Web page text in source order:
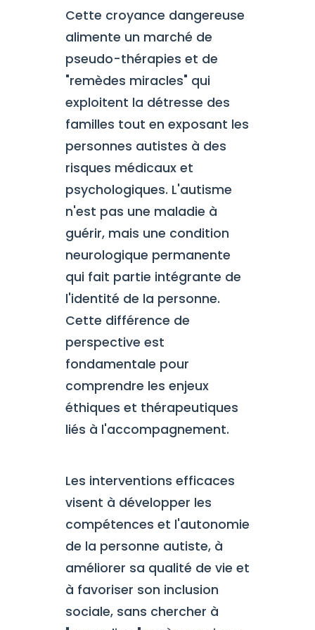
Cette croyance dangereuse
alimente un marché de
pseudo-thérapies et de
"remèdes miracles" qui
exploitent la détresse des
familles tout en exposant les
personnes autistes à des
risques médicaux et
psychologiques. L'autisme
n'est pas une maladie à
guérir, mais une condition
neurologique permanente
qui fait partie intégrante de
l'identité de la personne.
Cette différence de
perspective est
fondamentale pour
comprendre les enjeux
éthiques et thérapeutiques
liés à l'accompagnement.
Les interventions efficaces
visent à développer les
compétences et l'autonomie
de la personne autiste, à
améliorer sa qualité de vie et
à favoriser son inclusion
sociale, sans chercher à